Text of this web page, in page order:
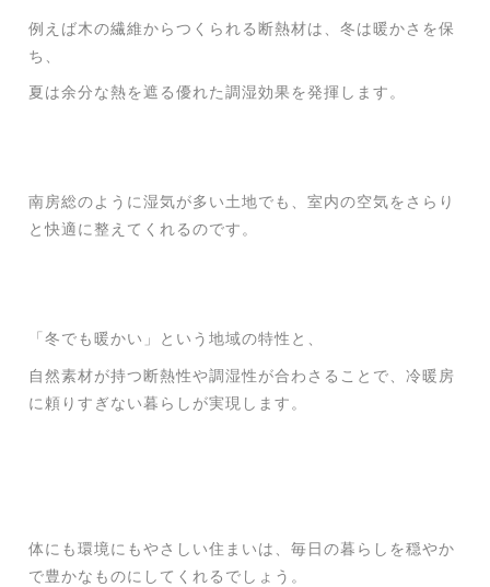
例えば木の繊維からつくられる断熱材は、冬は暖かさを保
ち、
夏は余分な熱を遮る優れた調湿効果を発揮します。
南房総のように湿気が多い土地でも、室内の空気をさらり
と快適に整えてくれるのです。
「冬でも暖かい」という地域の特性と、
自然素材が持つ断熱性や調湿性が合わさることで、冷暖房
に頼りすぎない暮らしが実現します。
体にも環境にもやさしい住まいは、毎日の暮らしを穏やか
で豊かなものにしてくれるでしょう。